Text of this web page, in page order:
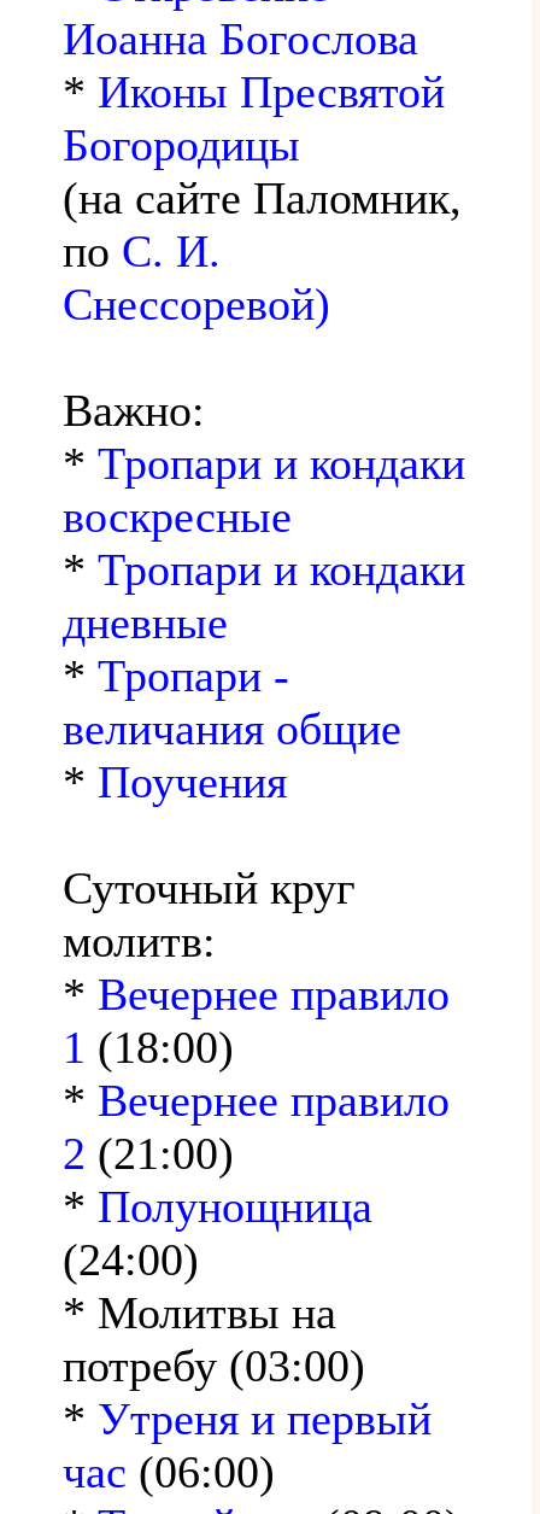
Иоанна Богослова
* Иконы Пресвятой
Богородицы
(на сайте Паломник,
по С. И.
Снессоревой)
Важно:
* Тропари и кондаки
воскресные
* Тропари и кондаки
дневные
* Тропари -
величания общие
* Поучения
Суточный круг
молитв:
* Вечернее правило
1 (18:00)
* Вечернее правило
2 (21:00)
* Полунощница
(24:00)
* Молитвы на
потребу (03:00)
* Утреня и первый
час (06:00)